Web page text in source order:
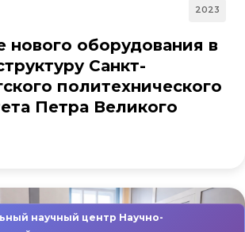
2023
нового оборудования в
Санкт-
политехнического
Петра Великого
научный центр Научно-